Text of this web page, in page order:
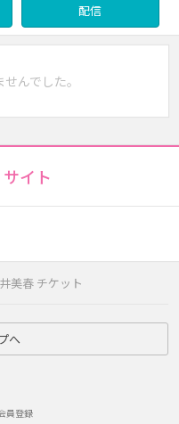
美春 チケット
配信
んでした。
イト
へ
員登録